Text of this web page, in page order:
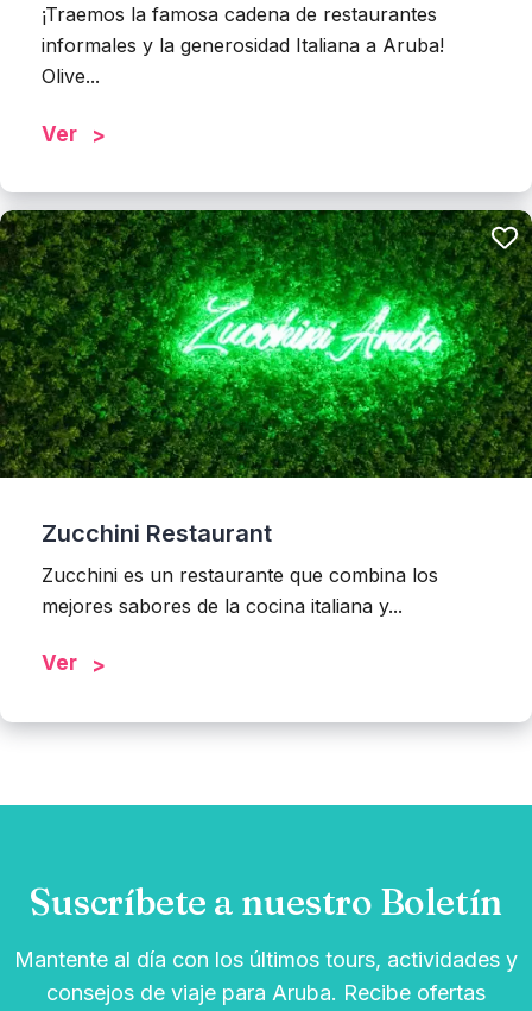
¡Traemos la famosa cadena de restaurantes
informales y la generosidad Italiana a Aruba!
Olive...
Ver
Zucchini Restaurant
Zucchini es un restaurante que combina los
mejores sabores de la cocina italiana y...
Ver
Suscríbete a nuestro Boletín
Mantente al día con los últimos tours, actividades y
consejos de viaje para Aruba. Recibe ofertas